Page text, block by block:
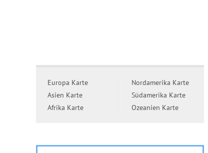
Europa Karte
Asien Karte
Afrika Karte
Nordamerika Karte
Südamerika Karte
Ozeanien Karte